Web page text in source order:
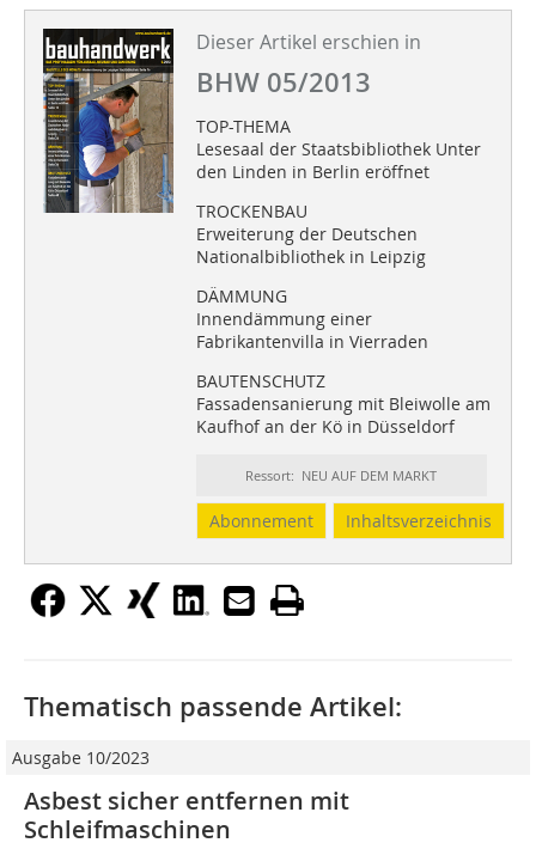
Dieser Artikel erschien in
BHW 05/2013
TOP-THEMA
Lesesaal der Staatsbibliothek Unter
den Linden in Berlin eröffnet
TROCKENBAU
Erweiterung der Deutschen
Nationalbibliothek in Leipzig
DÄMMUNG
Innendämmung einer
Fabrikantenvilla in Vierraden
BAUTENSCHUTZ
Fassadensanierung mit Bleiwolle am
Kaufhof an der Kö in Düsseldorf
Ressort: NEU AUF DEM MARKT
Abonnement Inhaltsverzeichnis
Thematisch passende Artikel:
Ausgabe 10/2023
Asbest sicher entfernen mit
Schleifmaschinen